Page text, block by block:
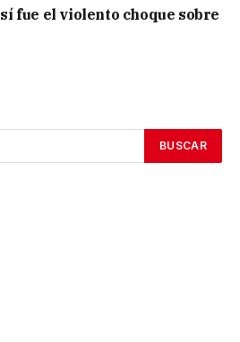
fue el violento choque sobre